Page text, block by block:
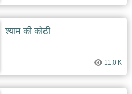
श्याम की कोठी
11.0 K